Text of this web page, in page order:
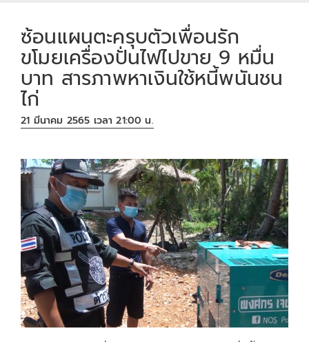
ซ้อนแผนตะครุบตัวเพื่อนรัก
ขโมยเครื่องปั่นไฟไปขาย 9 หมื่น
บาท สารภาพหาเงินใช้หนี้พนันชน
ไก่
21 มีนาคม 2565 เวลา 21:00 น.